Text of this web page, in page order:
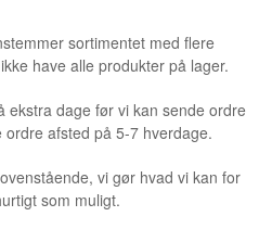
sortimentet med flere
have alle produkter på lager.
ekstra dage før vi kan sende ordre
afsted på 5-7 hverdage.
vi gør hvad vi kan for
som muligt.